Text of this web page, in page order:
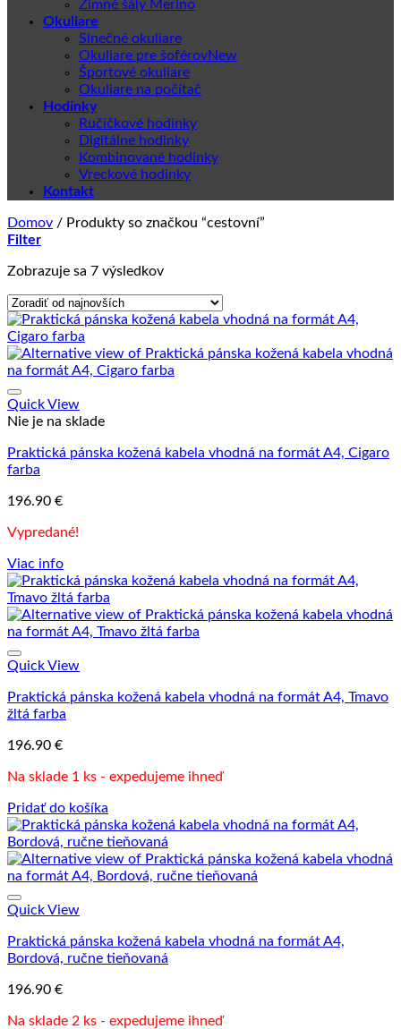
Zimné šály Merino
Okuliare
Slnečné okuliare
Okuliare pre šoférov
Športové okuliare
Okuliare na počítač
Hodinky
Ručičkové hodinky
Digitálne hodinky
Kombinované hodinky
Vreckové hodinky
Kontakt
Domov / Produkty so značkou “cestovní”
Filter
Zobrazuje sa 7 výsledkovZoradené
najnovších
Quick View
Nie je na sklade
Praktická pánska kožená kabela vhodná na formát A4, Cigaro
farba
196.90 €
Vypredané!
Viac info
Quick View
Praktická pánska kožená kabela vhodná na formát A4, Tmavo
žltá farba
196.90 €
Na sklade 1 ks - expedujeme ihneď
Pridať do košíka
Quick View
Praktická pánska kožená kabela vhodná na formát A4,
Bordová, ručne tieňovaná
196.90 €
Na sklade 2 ks - expedujeme ihneď